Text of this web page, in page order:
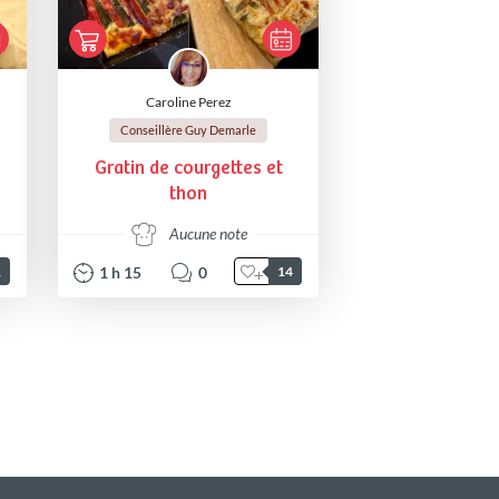
Caroline Perez
Conseillère Guy Demarle
Gratin de courgettes et
thon
Aucune note
1 h 15 0 14